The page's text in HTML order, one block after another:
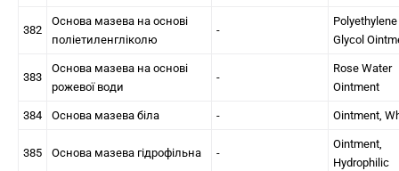
382
Основа мазева на основі
поліетиленгліколю
-
Polyethylene
Glycol
383
Основа мазева на основі
рожевої води
-
Rose Water
Ointment
384 Основа мазева біла - Ointment,
385 Основа мазева гідрофільна -
Ointment,
Hydrophilic